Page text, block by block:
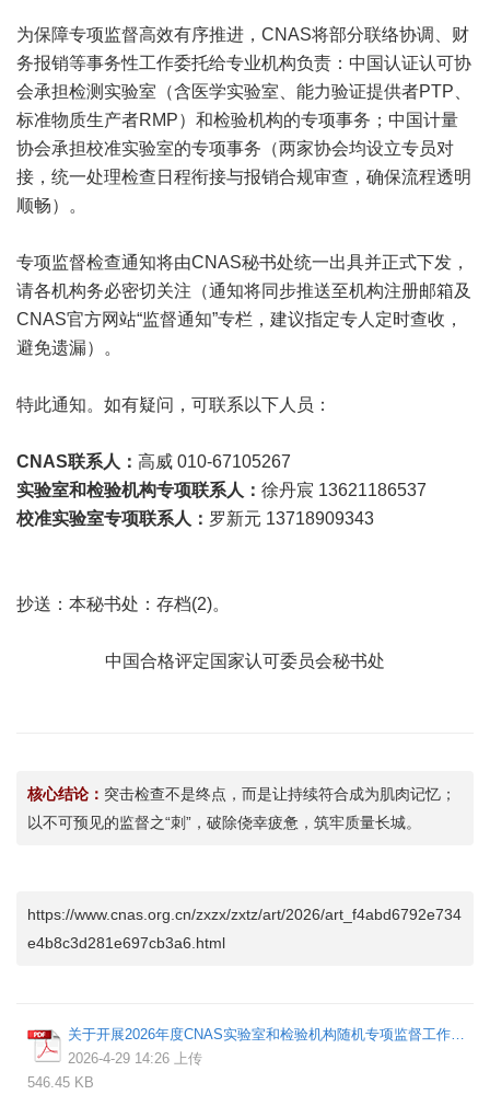
为保障专项监督高效有序推进，CNAS将部分联络协调、财
务报销等事务性工作委托给专业机构负责：中国认证认可协
会承担检测实验室（含医学实验室、能力验证提供者PTP、
标准物质生产者RMP）和检验机构的专项事务；中国计量
协会承担校准实验室的专项事务（两家协会均设立专员对
接，统一处理检查日程衔接与报销合规审查，确保流程透明
顺畅）。
专项监督检查通知将由CNAS秘书处统一出具并正式下发，
请各机构务必密切关注（通知将同步推送至机构注册邮箱及
CNAS官方网站“监督通知”专栏，建议指定专人定时查收，
避免遗漏）。
特此通知。如有疑问，可联系以下人员：
CNAS联系人： 高威 010-67105267
实验室和检验机构专项联系人： 徐丹宸 13621186537
校准实验室专项联系人： 罗新元 13718909343
抄送：本秘书处：存档(2)。
中国合格评定国家认可委员会秘书处
核心结论： 突击检查不是终点，而是让持续符合成为肌肉记忆；
以不可预见的监督之“刺”，破除侥幸疲惫，筑牢质量长城。
https://www.cnas.org.cn/zxzx/zxtz/art/2026/art_f4abd6792e734
e4b8c3d281e697cb3a6.html
关于开展2026年度CNAS实验室和检验机构随机专项监督工作的通知.pdf
2026-4-29 14:26 上传
546.45 KB